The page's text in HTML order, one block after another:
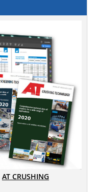
AT CRUSHING